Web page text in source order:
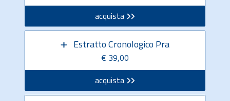
acquista
Estratto Cronologico Pra
€ 39,00
acquista